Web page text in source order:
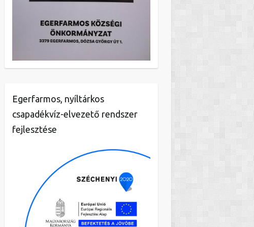
Egerfarmos, nyíltárkos
csapadékvíz-elvezető rendszer
fejlesztése